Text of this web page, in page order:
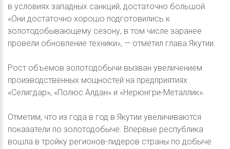
в условиях западных санкций, достаточно большой.
«Они достаточно хорошо подготовились к
золотодобывающему сезону, в том числе заранее
провели обновление техники», — отметил глава Якутии.
Рост объемов золотодобычи вызван увеличением
производственных мощностей на предприятиях
«Селигдар», «Полюс Алдан» и «Нерюнгри-Металлик».
Отметим, что из года в год в Якутии увеличиваются
показатели по золотодобыче. Впервые республика
вошла в тройку регионов-лидеров страны по добыче